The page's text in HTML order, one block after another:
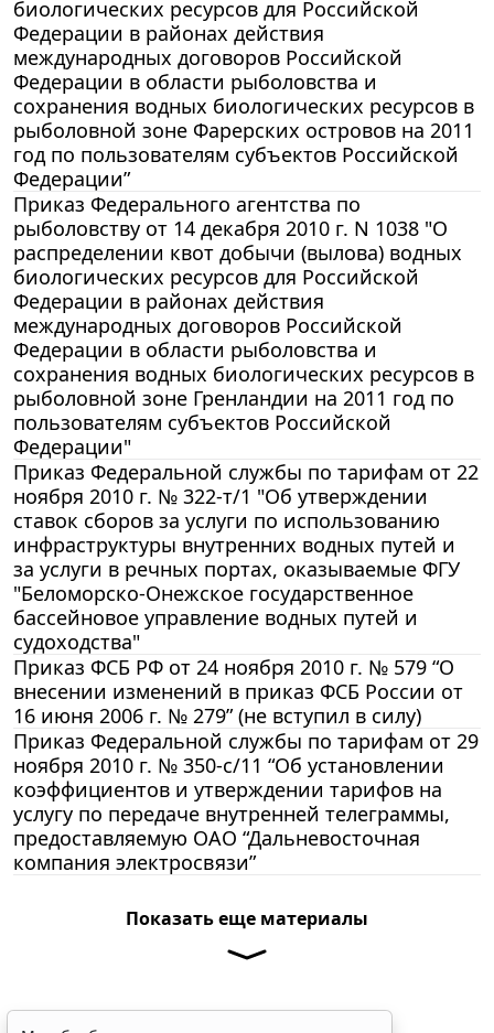
биологических ресурсов для Российской
Федерации в районах действия
международных договоров Российской
Федерации в области рыболовства и
сохранения водных биологических ресурсов в
рыболовной зоне Фарерских островов на 2011
год по пользователям субъектов Российской
Федерации”
Приказ Федерального агентства по
рыболовству от 14 декабря 2010 г. N 1038 "О
распределении квот добычи (вылова) водных
биологических ресурсов для Российской
Федерации в районах действия
международных договоров Российской
Федерации в области рыболовства и
сохранения водных биологических ресурсов в
рыболовной зоне Гренландии на 2011 год по
пользователям субъектов Российской
Федерации"
Приказ Федеральной службы по тарифам от 22
ноября 2010 г. № 322-т/1 "Об утверждении
ставок сборов за услуги по использованию
инфраструктуры внутренних водных путей и
за услуги в речных портах, оказываемые ФГУ
"Беломорско-Онежское государственное
бассейновое управление водных путей и
судоходства"
Приказ ФСБ РФ от 24 ноября 2010 г. № 579 “О
внесении изменений в приказ ФСБ России от
16 июня 2006 г. № 279” (не вступил в силу)
Приказ Федеральной службы по тарифам от 29
ноября 2010 г. № 350-с/11 “Об установлении
коэффициентов и утверждении тарифов на
услугу по передаче внутренней телеграммы,
предоставляемую ОАО “Дальневосточная
компания электросвязи”
Показать еще материалы